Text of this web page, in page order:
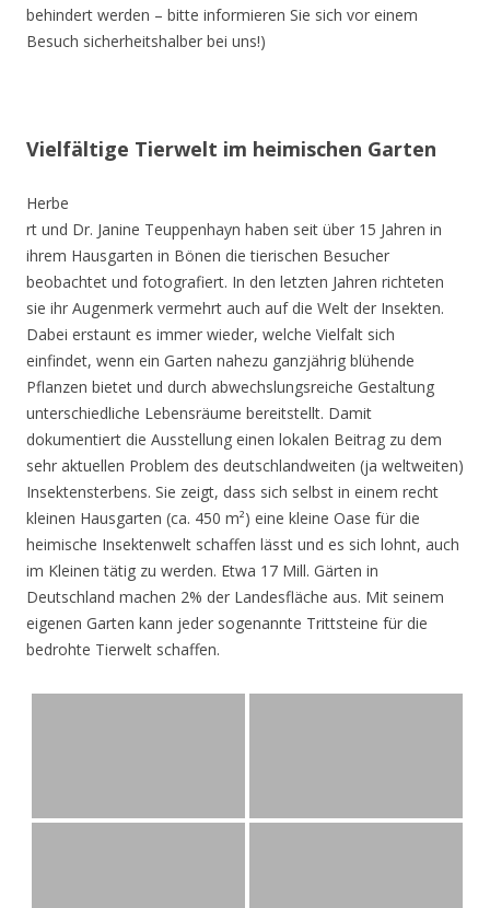
behindert werden – bitte informieren Sie sich vor einem
Besuch sicherheitshalber bei uns!)
Vielfältige Tierwelt im heimischen Garten
Herbe
rt und Dr. Janine Teuppenhayn haben seit über 15 Jahren in
ihrem Hausgarten in Bönen die tierischen Besucher
beobachtet und fotografiert. In den letzten Jahren richteten
sie ihr Augenmerk vermehrt auch auf die Welt der Insekten.
Dabei erstaunt es immer wieder, welche Vielfalt sich
einfindet, wenn ein Garten nahezu ganzjährig blühende
Pflanzen bietet und durch abwechslungsreiche Gestaltung
unterschiedliche Lebensräume bereitstellt. Damit
dokumentiert die Ausstellung einen lokalen Beitrag zu dem
sehr aktuellen Problem des deutschlandweiten (ja weltweiten)
Insektensterbens. Sie zeigt, dass sich selbst in einem recht
kleinen Hausgarten (ca. 450 m²) eine kleine Oase für die
heimische Insektenwelt schaffen lässt und es sich lohnt, auch
im Kleinen tätig zu werden. Etwa 17 Mill. Gärten in
Deutschland machen 2% der Landesfläche aus. Mit seinem
eigenen Garten kann jeder sogenannte Trittsteine für die
bedrohte Tierwelt schaffen.